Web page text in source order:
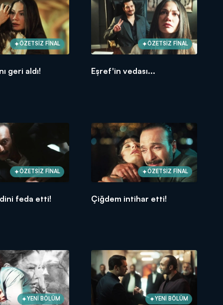
ÖZETSİZ FİNAL
geri aldı!
ÖZETSİZ FİNAL
Eşref'in vedası...
ÖZETSİZ FİNAL
feda etti!
ÖZETSİZ FİNAL
Çiğdem intihar etti!
YENİ BÖLÜM YENİ BÖLÜM